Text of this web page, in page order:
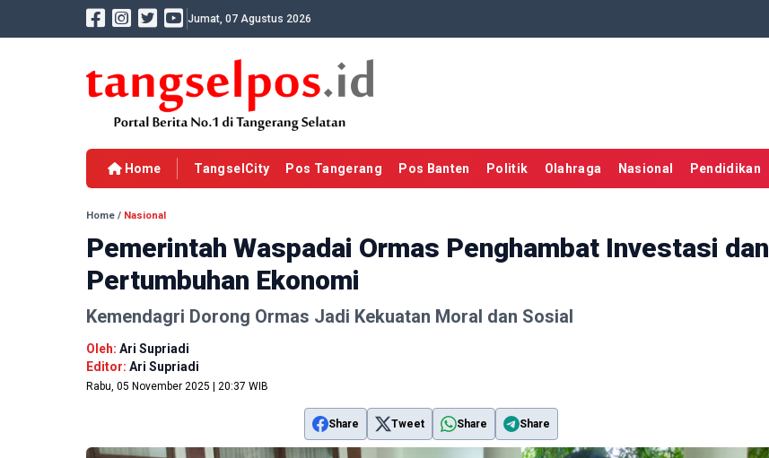
Jumat, 07 Agustus 2026
Home TangselCity Pos Tangerang Pos Banten Politik Olahraga Nasional Pendidikan
Home / Nasional
Pemerintah Waspadai Ormas Penghambat Investasi dan
Pertumbuhan Ekonomi
Kemendagri Dorong Ormas Jadi Kekuatan Moral dan Sosial
Oleh: Ari Supriadi
Editor: Ari Supriadi
Rabu, 05 November 2025 | 20:37 WIB
Share Tweet Share Share